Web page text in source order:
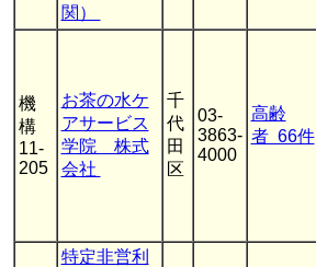
関）
機
構
11-
205
お茶の水ケ
アサービス
学院 株式
会社
千
代
田
区
03-
3863-
4000
高齢
者 66件
特定非営利